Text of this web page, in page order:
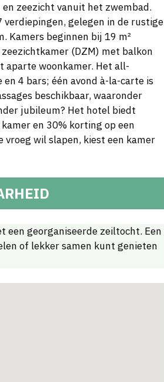
zeezicht vanuit het zwembad.
gelegen in de rustige
Kamers beginnen bij 19 m²
(DZM) met balkon
aparte woonkamer. Het all-
4 bars; één avond à-la-carte is
beschikbaar, waaronder
jubileum? Het hotel biedt
en 30% korting op een
vroeg wil slapen, kiest een kamer
een georganiseerde zeiltocht. Een
of lekker samen kunt genieten